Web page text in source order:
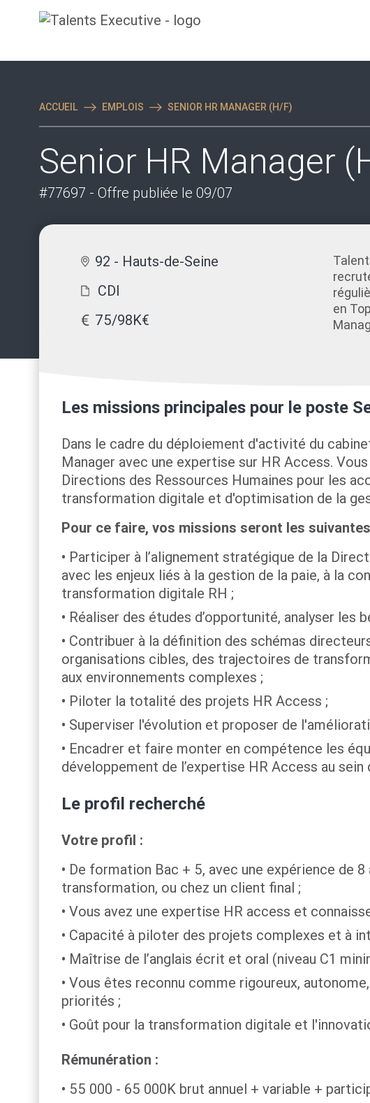
ACCUEIL EMPLOIS SENIOR HR MANAGER (H/F)
Senior HR Manager
#77697 - Offre publiée le 09/07
92 - Hauts-de-Seine
CDI
75/98K€
en
Les missions principales pour le poste
Dans le cadre du déploiement d'activité du
Manager avec une expertise sur HR Access.
Directions des Ressources Humaines pour les
transformation digitale et d'optimisation de la
Pour ce faire, vos missions seront les
Participer à l’alignement stratégique de la
avec les enjeux liés à la gestion de la paie, à la
transformation digitale RH ;
Réaliser des études d’opportunité, analyser les
Contribuer à la définition des schémas
organisations cibles, des trajectoires de
aux environnements complexes ;
Piloter la totalité des projets HR Access ;
Superviser l'évolution et proposer de
Encadrer et faire monter en compétence les
développement de l’expertise HR Access au sein
Le profil recherché
Votre profil :
De formation Bac + 5, avec une expérience de 8
transformation, ou chez un client final ;
Vous avez une expertise HR access et
Capacité à piloter des projets complexes et à
Maîtrise de l’anglais écrit et oral (niveau C1
Vous êtes reconnu comme rigoureux,
priorités ;
Goût pour la transformation digitale et
Rémunération :
55 000 - 65 000K brut annuel + variable +